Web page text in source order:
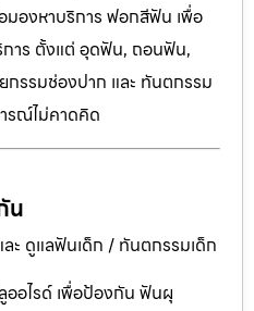
องหาบริการ ฟอกสีฟัน เพื่อ
การ ตั้งแต่ อุดฟัน, ถอนฟัน,
รรมช่องปาก และ ทันตกรรม
รณ์ไม่คาดคิด
น
ะ ดูแลฟันเด็ก / ทันตกรรมเด็ก
อไรด์ เพื่อป้องกัน ฟันผุ